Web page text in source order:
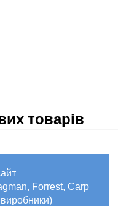
товарів
Forrest, Carp
виробники)